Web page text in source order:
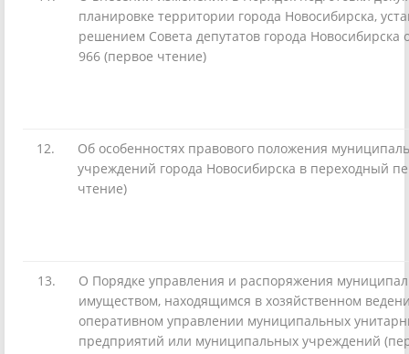
планировке территории города Новосибирска,
решением Совета депутатов города Новосибирска
966 (первое чтение)
12.
Об особенностях правового положения
учреждений города Новосибирска в переходный
чтение)
13.
О Порядке управления и распоряжения
имуществом, находящимся в хозяйственном
оперативном управлении муниципальных
предприятий или муниципальных учреждений